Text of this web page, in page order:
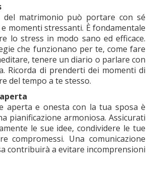
del matrimonio può portare con sé
momenti stressanti. È fondamentale
lo stress in modo sano ed efficace.
che funzionano per te, come fare
tenere un diario o parlare con
Ricorda di prenderti dei momenti di
del tempo a te stesso.
aperta e onesta con la tua sposa è
pianificazione armoniosa. Assicurati
le sue idee, condividere le tue
compromessi. Una comunicazione
contribuirà a evitare incomprensioni